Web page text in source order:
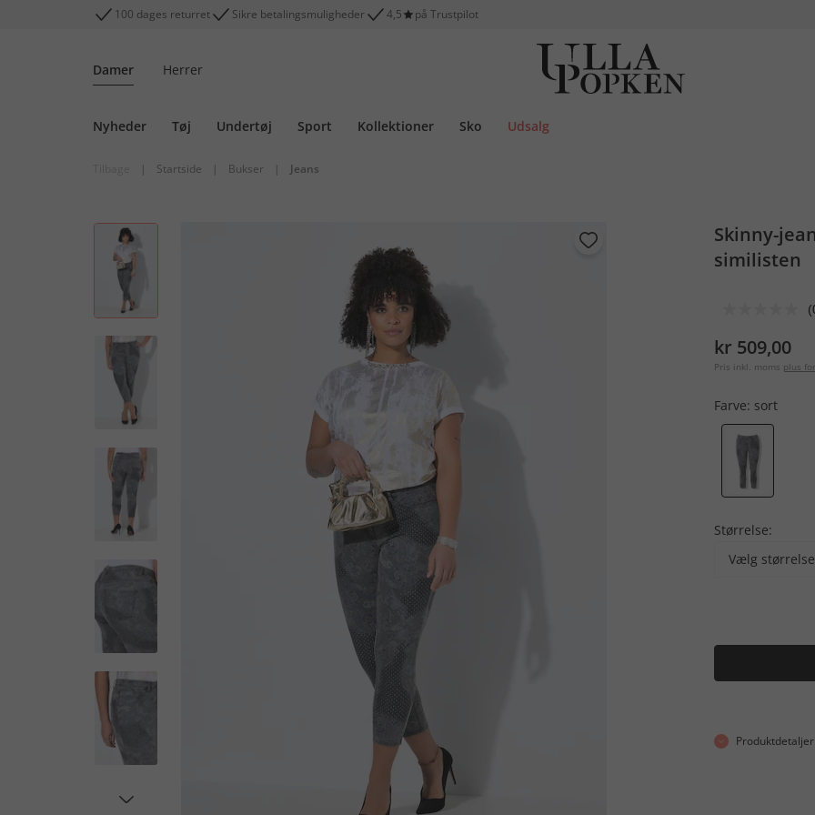
100 dages returret Sikre betalingsmuligheder 4,5 på Trustpilot
Damer Herrer
Nyheder Tøj Undertøj Sport Kollektioner Sko Udsalg
| Startside | Bukser | Jeans
Skinny-
similisten
kr 509,00
Pris inkl. moms plus
Farve: sort
Størrelse:
Vælg størrelse
Produktdetaljer